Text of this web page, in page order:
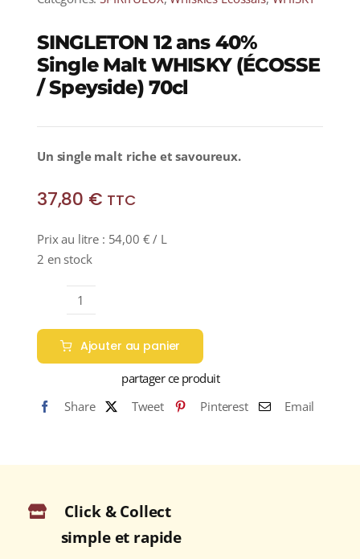
SINGLETON 12 ans 40%
Single Malt WHISKY (ÉCOSSE
/ Speyside) 70cl
Un single malt riche et savoureux.
37,80 € TTC
Prix au litre : 54,00 € / L
2 en stock
quantité
de
SINGLETON
12
40%
WHISKY
/
Speyside)
70cl
Ajouter au panier
partager ce produit
Share
Tweet Pinterest Email
Click & Collect
simple et rapide